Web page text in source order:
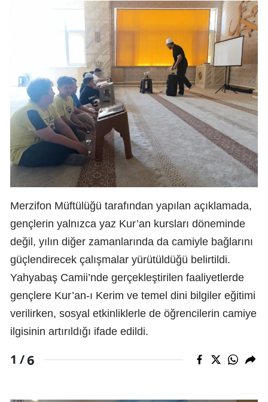
Merzifon Müftülüğü tarafından yapılan açıklamada,
gençlerin yalnızca yaz Kur’an kursları döneminde
değil, yılın diğer zamanlarında da camiyle bağlarını
güçlendirecek çalışmalar yürütüldüğü belirtildi.
Yahyabaş Camii’nde gerçekleştirilen faaliyetlerde
gençlere Kur’an-ı Kerim ve temel dini bilgiler eğitimi
verilirken, sosyal etkinliklerle de öğrencilerin camiye
ilgisinin artırıldığı ifade edildi.
1 /6